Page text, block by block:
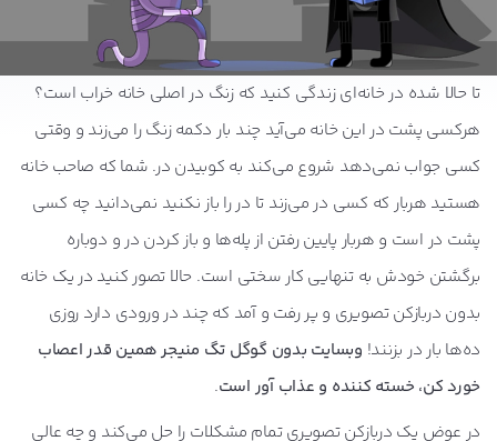
تا حالا شده در خانه‌ای زندگی کنید که زنگ در اصلی خانه خراب است؟
هرکسی پشت در این خانه می‌آید چند بار دکمه زنگ را می‌زند و وقتی
کسی جواب نمی‌دهد شروع می‌کند به کوبیدن در. شما که صاحب خانه
هستید هربار که کسی در می‌زند تا در را باز نکنید نمی‌دانید چه کسی
پشت در است و هربار پایین رفتن از پله‌ها و باز کردن در و دوباره
برگشتن خودش به تنهایی کار سختی است. حالا تصور کنید در یک خانه
بدون دربازکن تصویری و پر رفت و آمد که چند در ورودی دارد روزی
ده‌ها بار در بزنند! وبسایت بدون گوگل تگ منیجر همین قدر اعصاب
خورد کن، خسته کننده و عذاب آور است.
در عوض یک دربازکن تصویری تمام مشکلات را حل می‌کند و چه عالی